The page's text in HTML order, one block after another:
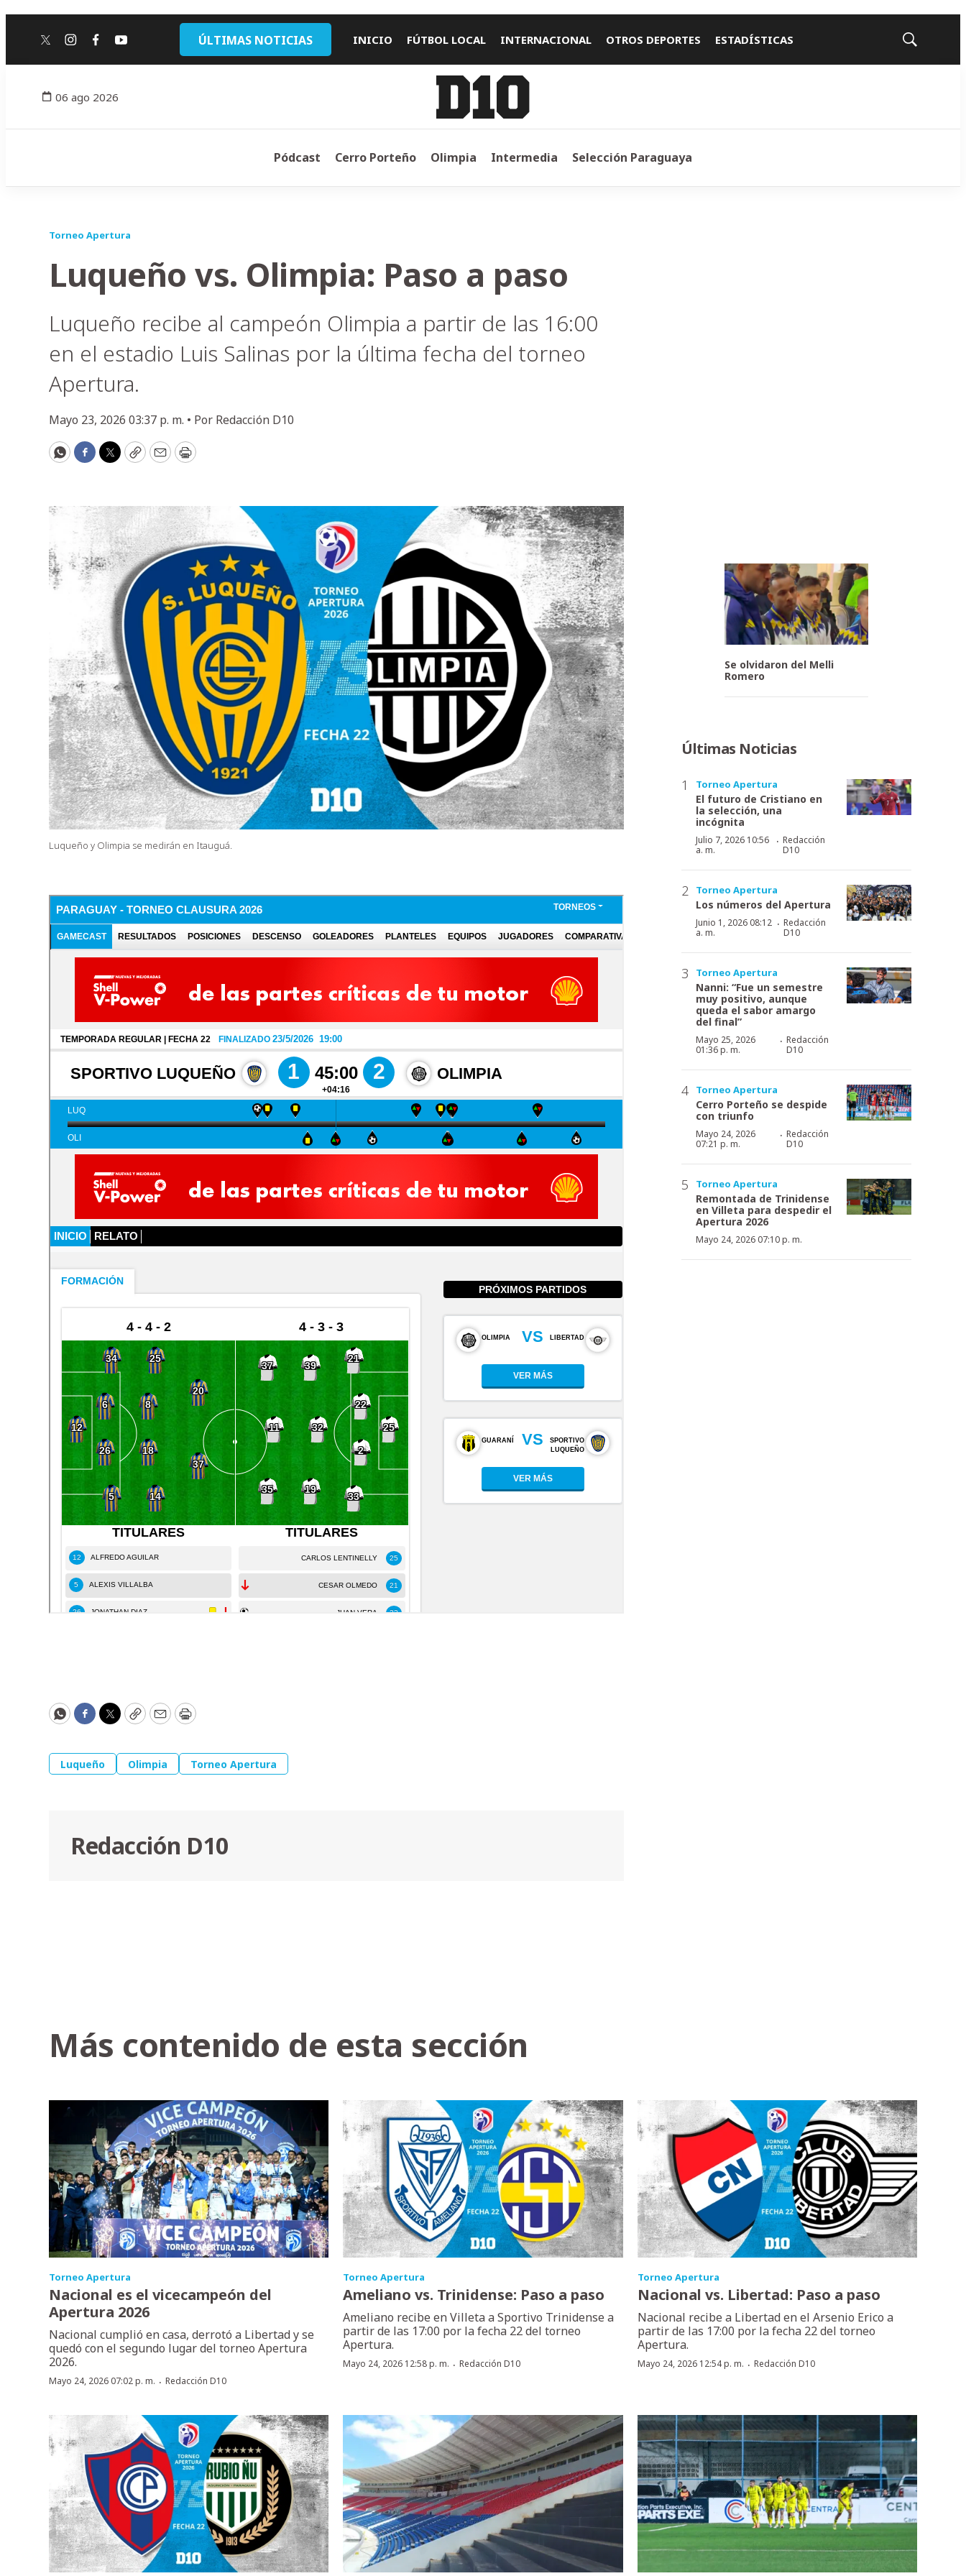
twitterinstagram
facebook
youtube ÚLTIMAS NOTICIAS INICIO FÚTBOL LOCAL INTERNACIONAL OTROS DEPORTES ESTADÍSTICAS
Mostrar
06 ago 2026
Pódcast Cerro Porteño Olimpia Intermedia Selección Paraguaya
Torneo Apertura
Luqueño vs. Olimpia: Paso a paso
Luqueño recibe al campeón Olimpia a partir de las 16:00
en el estadio Luis Salinas por la última fecha del torneo
Apertura.
Mayo 23, 2026 03:37 p. m. • Por Redacción D10
WhatsApp
Facebook
Twitter
CopyEmailPrint
Luqueño y Olimpia se medirán en Itauguá.
WhatsApp
Facebook
Twitter
CopyEmailPrint
Luqueño Olimpia Torneo Apertura
Redacción D10
Se olvidaron del Melli
Romero
Últimas Noticias
Torneo Apertura
El futuro de Cristiano en
la selección, una
incógnita
Julio 7, 2026 10:56
a. m.
·Redacción
D10
Torneo Apertura
Los números del Apertura
Junio 1, 2026 08:12
a. m.
·Redacción
D10
Torneo Apertura
Nanni: “Fue un semestre
muy positivo, aunque
queda el sabor amargo
del final”
Mayo 25, 2026
01:36 p. m.
· Redacción
D10
Torneo Apertura
Cerro Porteño se despide
con triunfo
Mayo 24, 2026
07:21 p. m.
· Redacción
D10
Torneo Apertura
Remontada de Trinidense
en Villeta para despedir el
Apertura 2026
Mayo 24, 2026 07:10 p. m.
Más contenido de esta sección
Torneo Apertura
Nacional es el vicecampeón del
Apertura 2026
Nacional cumplió en casa, derrotó a Libertad y se
quedó con el segundo lugar del torneo Apertura
2026.
Mayo 24, 2026 07:02 p. m. · Redacción D10
Torneo Apertura
Ameliano vs. Trinidense: Paso a paso
Ameliano recibe en Villeta a Sportivo Trinidense a
partir de las 17:00 por la fecha 22 del torneo
Apertura.
Mayo 24, 2026 12:58 p. m. ·Redacción D10
Torneo Apertura
Nacional vs. Libertad: Paso a paso
Nacional recibe a Libertad en el Arsenio Erico a
partir de las 17:00 por la fecha 22 del torneo
Apertura.
Mayo 24, 2026 12:54 p. m. · Redacción D10